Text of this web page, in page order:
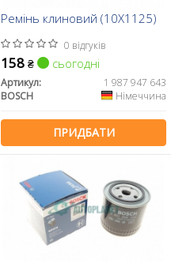
Ремінь клиновий (10X1125)
0 відгуків
158 ₴ сьогодні
Артикул:
1 987 947 643
BOSCH
Німеччина
ПРИДБАТИ